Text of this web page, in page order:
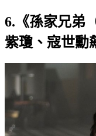
6.《孫家兄弟
紫瓊、寇世勳